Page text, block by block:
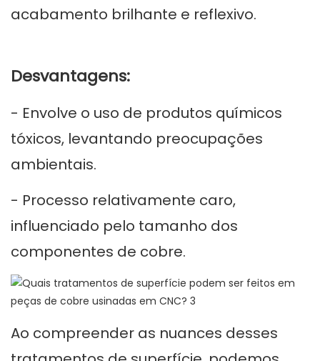
acabamento brilhante e reflexivo.
Desvantagens:
- Envolve o uso de produtos químicos
tóxicos, levantando preocupações
ambientais.
- Processo relativamente caro,
influenciado pelo tamanho dos
componentes de cobre.
Ao compreender as nuances desses